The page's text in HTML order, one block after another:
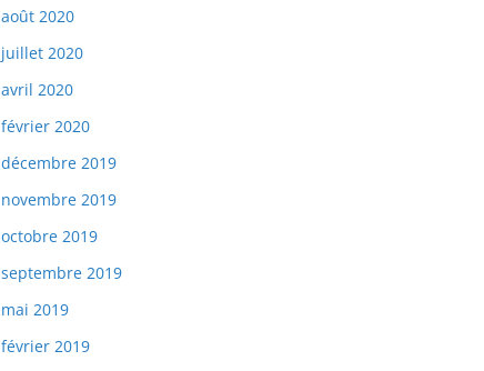
août 2020
juillet 2020
avril 2020
février 2020
décembre 2019
novembre 2019
octobre 2019
septembre 2019
mai 2019
février 2019